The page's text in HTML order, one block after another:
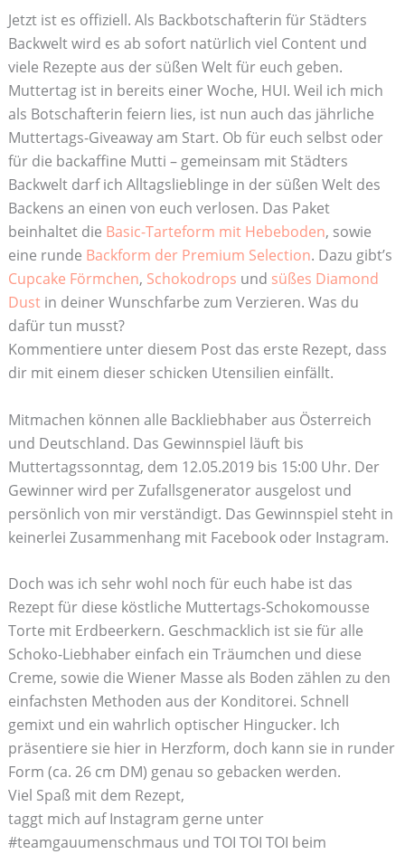
Jetzt ist es offiziell. Als Backbotschafterin für Städters
Backwelt wird es ab sofort natürlich viel Content und
viele Rezepte aus der süßen Welt für euch geben.
Muttertag ist in bereits einer Woche, HUI. Weil ich mich
als Botschafterin feiern lies, ist nun auch das jährliche
Muttertags-Giveaway am Start. Ob für euch selbst oder
für die backaffine Mutti – gemeinsam mit Städters
Backwelt darf ich Alltagslieblinge in der süßen Welt des
Backens an einen von euch verlosen. Das Paket
beinhaltet die Basic-Tarteform mit Hebeboden, sowie
eine runde Backform der Premium Selection. Dazu gibt’s
Cupcake Förmchen, Schokodrops und süßes Diamond
Dustin deiner Wunschfarbe zum Verzieren. Was du
dafür tun musst?
Kommentiere unter diesem Post das erste Rezept, dass
dir mit einem dieser schicken Utensilien einfällt.
Mitmachen können alle Backliebhaber aus Österreich
und Deutschland. Das Gewinnspiel läuft bis
Muttertagssonntag, dem 12.05.2019 bis 15:00 Uhr. Der
Gewinner wird per Zufallsgenerator ausgelost und
persönlich von mir verständigt. Das Gewinnspiel steht in
keinerlei Zusammenhang mit Facebook oder Instagram.
Doch was ich sehr wohl noch für euch habe ist das
Rezept für diese köstliche Muttertags-Schokomousse
Torte mit Erdbeerkern. Geschmacklich ist sie für alle
Schoko-Liebhaber einfach ein Träumchen und diese
Creme, sowie die Wiener Masse als Boden zählen zu den
einfachsten Methoden aus der Konditorei. Schnell
gemixt und ein wahrlich optischer Hingucker. Ich
präsentiere sie hier in Herzform, doch kann sie in runder
Form (ca. 26 cm DM) genau so gebacken werden.
Viel Spaß mit dem Rezept,
taggt mich auf Instagram gerne unter
#teamgauumenschmaus und TOI TOI TOI beim